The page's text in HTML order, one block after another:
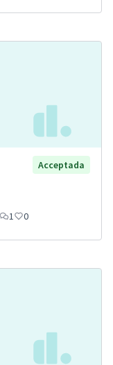
Acceptada
1 0